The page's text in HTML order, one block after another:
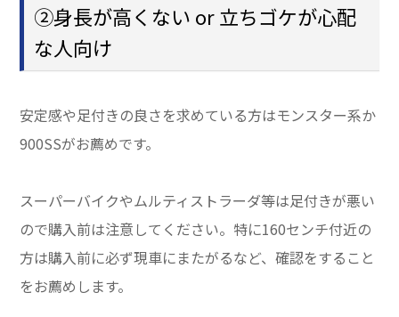
②身長が高くない or 立ちゴケが心配
な人向け
安定感や足付きの良さを求めている方はモンスター系か
900SSがお薦めです。
スーパーバイクやムルティストラーダ等は足付きが悪い
ので購入前は注意してください。特に160センチ付近の
方は購入前に必ず現車にまたがるなど、確認をすること
をお薦めします。